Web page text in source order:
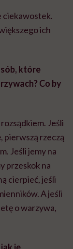
ciekawostek.
ich
które
Co by
Jeśli
pierwszą rzeczą
Jeśli jemy na
przeskok na
cierpieć, jeśli
A jeśli
o warzywa,